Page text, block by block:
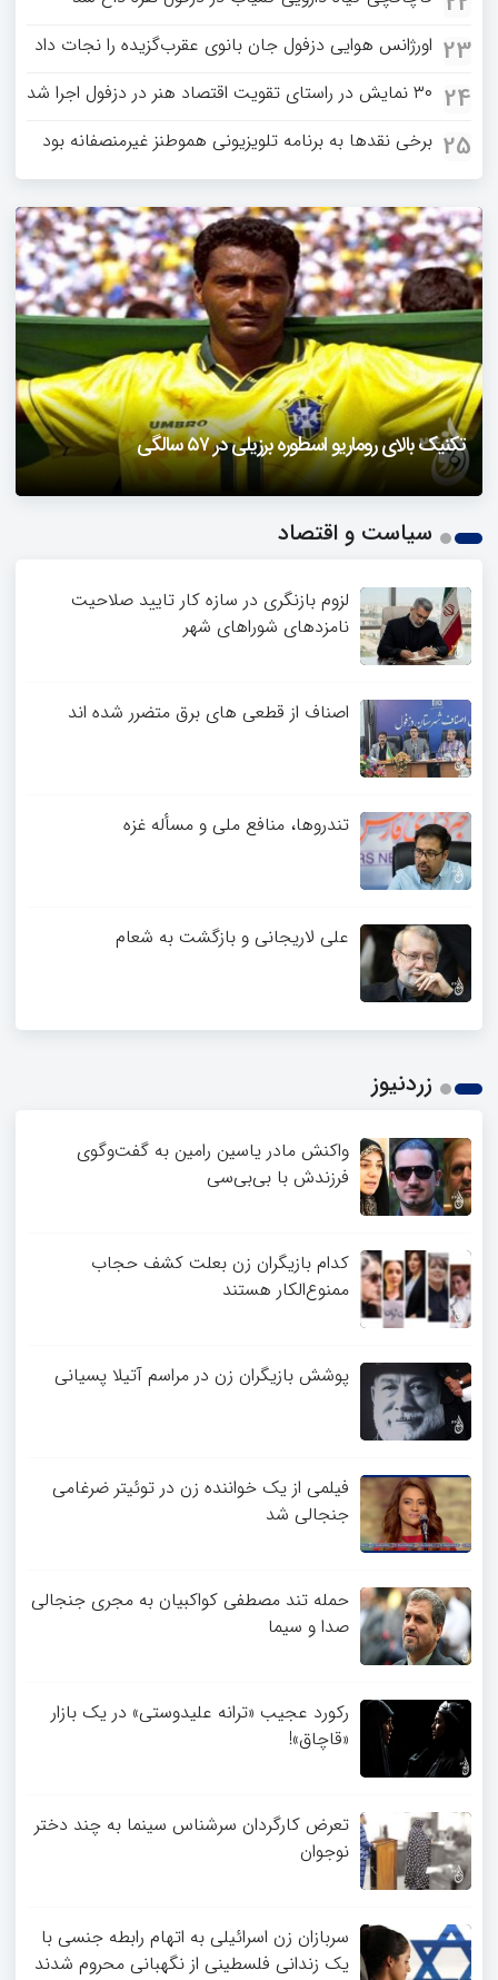
23 اورژانس هوایی دزفول جان بانوی عقرب‌گزیده را نجات داد
24 ۳۰ نمایش در راستای تقویت اقتصاد هنر در دزفول اجرا شد
25 برخی نقدها به برنامه تلویزیونی هموطنز غیرمنصفانه بود
تکنیک بالای روماریو اسطوره برزیلی در ۵۷ سالگی
فیلمی از یک خواننده زن در توئیتر ضرغامی جنجالی شد
حمله تند مصطفی کواکبیان به مجری جنجالی صدا و سیما
دزفول را باید دید
2
سیاست و اقتصاد
لزوم بازنگری در سازه کار تایید صلاحیت
نامزدهای شوراهای شهر
اصناف از قطعی های برق متضرر شده اند
تندروها، منافع ملی و مسأله غزه
علی لاریجانی و بازگشت به شعام
زردنیوز
واکنش مادر یاسین رامین به گفت‌وگوی
فرزندش با بی‌بی‌سی
کدام بازیگران زن بعلت کشف حجاب
ممنوع‌الکار هستند
پوشش بازیگران زن در مراسم آتیلا پسیانی
فیلمی از یک خواننده زن در توئیتر ضرغامی
جنجالی شد
حمله تند مصطفی کواکبیان به مجری جنجالی
صدا و سیما
رکورد عجیب «ترانه علیدوستی» در یک بازار
«قاچاق»!
تعرض کارگردان سرشناس سینما به چند دختر
نوجوان
سربازان زن اسرائیلی به اتهام رابطه جنسی با
یک زندانی فلسطینی از نگهبانی محروم شدند